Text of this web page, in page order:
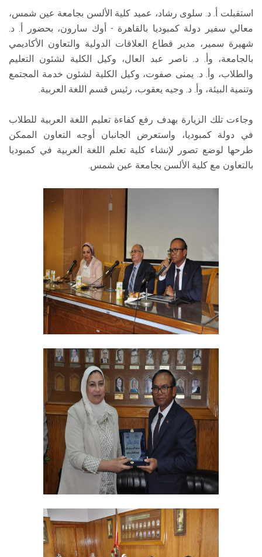
سجل الان
استقبلت أ. د. سلوى رشاد، عميد كلية الألسن بجامعة عين شمس،
معالي سفير دولة كمبوديا بالقاهرة - أوك سارون، بحضور أ. د.
شهيرة سمير، مدير قطاع العلاقات الدولية والتعاون الأكاديمي
بالجامعة، وأ. د. ناصر عبد العال، وكيل الكلية لشئون التعليم
والطلاب، وأ. د. يمنى صفوت، وكيل الكلية لشئون خدمة المجتمع
وتنمية البيئة، وأ. د. وجيه يعقوب، رئيس قسم اللغة العربية.
وجاءت تلك الزيارة بهدف رفع كفاءة تعليم اللغة العربية للطلاب
في دولة كمبوديا، واستعرض الجانبان أوجه التعاون الممكن
طرحها لوضع تصور لإنشاء كلية تعلم اللغة العربية في كمبوديا
بالتعاون مع كلية الألسن بجامعة عين شمس.